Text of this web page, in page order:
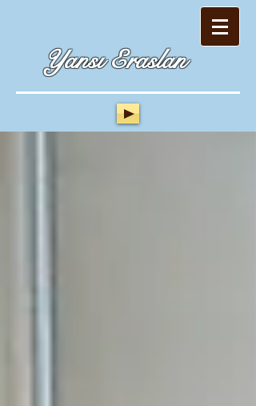
Yansı Eraslan